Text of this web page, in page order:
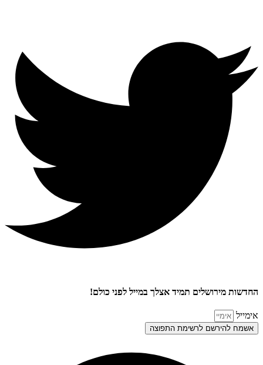
החדשות מירושלים תמיד אצלך במייל לפני כולם!
אימייל
אשמח להירשם לרשימת התפוצה